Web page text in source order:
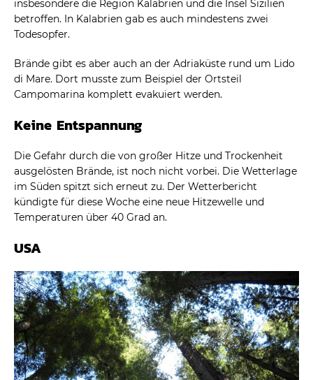
insbesondere die Region Kalabrien und die Insel Sizilien
betroffen. In Kalabrien gab es auch mindestens zwei
Todesopfer.
Brände gibt es aber auch an der Adriaküste rund um Lido
di Mare. Dort musste zum Beispiel der Ortsteil
Campomarina komplett evakuiert werden.
Keine Entspannung
Die Gefahr durch die von großer Hitze und Trockenheit
ausgelösten Brände, ist noch nicht vorbei. Die Wetterlage
im Süden spitzt sich erneut zu. Der Wetterbericht
kündigte für diese Woche eine neue Hitzewelle und
Temperaturen über 40 Grad an.
USA